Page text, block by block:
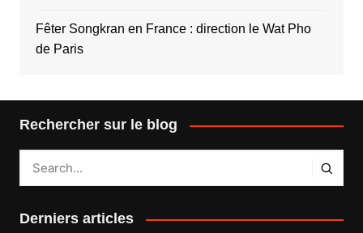
Fêter Songkran en France : direction le Wat Pho
de Paris
Rechercher sur le blog
Derniers articles